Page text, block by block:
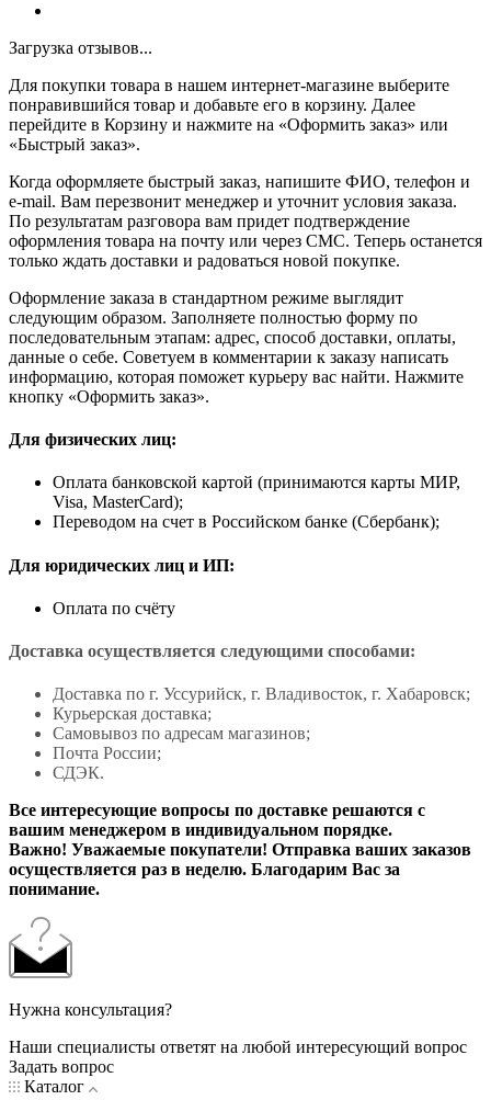
Загрузка отзывов...
Для покупки товара в нашем интернет-магазине выберите
понравившийся товар и добавьте его в корзину. Далее
перейдите в Корзину и нажмите на «Оформить заказ» или
«Быстрый заказ».
Когда оформляете быстрый заказ, напишите ФИО, телефон и
e-mail. Вам перезвонит менеджер и уточнит условия заказа.
По результатам разговора вам придет подтверждение
оформления товара на почту или через СМС. Теперь останется
только ждать доставки и радоваться новой покупке.
Оформление заказа в стандартном режиме выглядит
следующим образом. Заполняете полностью форму по
последовательным этапам: адрес, способ доставки, оплаты,
данные о себе. Советуем в комментарии к заказу написать
информацию, которая поможет курьеру вас найти. Нажмите
кнопку «Оформить заказ».
Для физических лиц:
Оплата банковской картой (принимаются карты МИР,
Visa, MasterCard);
Переводом на счет в Российском банке (Сбербанк);
Для юридических лиц и ИП:
Оплата по счёту
Доставка осуществляется следующими способами:
Доставка по г. Уссурийск, г. Владивосток, г. Хабаровск;
Курьерская доставка;
Самовывоз по адресам магазинов;
Почта России;
СДЭК.
Все интересующие вопросы по доставке решаются с
вашим менеджером в индивидуальном порядке.
Важно! Уважаемые покупатели! Отправка ваших заказов
осуществляется раз в неделю. Благодарим Вас за
понимание.
Нужна консультация?
Наши специалисты ответят на любой интересующий вопрос
Задать вопрос
Каталог